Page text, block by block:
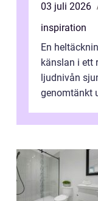
03 juli 2026
inspiration
En
känslan i ett
ljudnivån
genomtänkt
granna...